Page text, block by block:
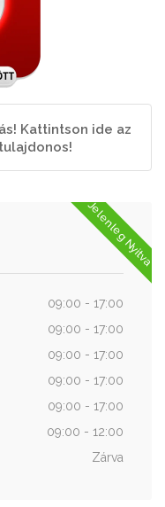
Kattintson ide az
Jelenleg Nyitva
09:00 - 17:00
09:00 - 17:00
09:00 - 17:00
09:00 - 17:00
09:00 - 17:00
09:00 - 12:00
Zárva